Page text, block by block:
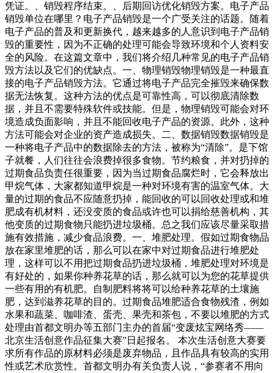
凭证。、销毁程序结束。、后期回访优化销毁方案。电子产品
销毁单位在哪里？电子产品销毁是一个广受关注的话题。随着
电子产品的普及和更新换代，越来越多的人意识到电子产品销
毁的重要性，因为不正确的处理可能会导致环境和个人资料安
全的风险。在这篇文章中，我们将介绍几种常见的电子产品销
毁方法以及它们的优缺点。一、物理销毁物理销毁是一种最直
接的电子产品销毁方法。它通过将电子产品完全摧毁来确保数
据无法恢复。这种方法的优点是可靠性高，可以彻底清除数
据，并且不需要特殊软件或技能。但是，物理销毁可能会对环
境造成负面影响，并且不能回收电子产品的资源。此外，这种
方法可能会对企业的资产造成损失。二、数据销毁数据销毁是
一种将电子产品中的数据除去的方法，被称为“清除”。是下馆
子就餐，人们往往会浪费掉很多食物。节约粮食，并对扔掉的
过期食品负责任很重要，因为当过期食品腐烂时，它会释放出
甲烷气体，大家都知道甲烷是一种对环境有害的温室气体。大
量的过期的食品不应随意扔掉，能回收的可以回收处理或和堆
肥成有机材料，还没变质的食品或许也可以捐给慈善机构，其
他变质的过期食物只能扔进垃圾桶。总之我们应该尽量采取措
施有效措施，减少食品浪费。一、堆肥处理。假如过期食物品
放在家里堆肥的话，那么可以在家中对过期食品进行堆肥处
理，这样可以不用把过期食品扔进垃圾桶，堆肥处理对环境是
有好处的，如果你种养花草的话，那么就可以为您的花草提供
一些有用的有机肥。自制肥料将将可以给种养花草的土壤施
肥，达到滋养花草的目的。过期食品堆肥适合食物残渣，例如
水果和蔬菜、咖啡渣、蛋壳、果壳和茶包，不要以堆肥的方式
处理由首都文明办等五部门主办的首届“变废炫宝网络秀——
北京生活创意作品征集大赛”日起报名。 本次生活创意大赛要
求所有作品的原材料必须是废弃物品，且作品具有较高的实用
性或艺术欣赏性。首都文明办有关负责人说，“参赛者不用向